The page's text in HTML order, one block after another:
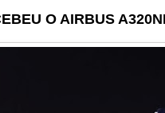
O AIRBUS